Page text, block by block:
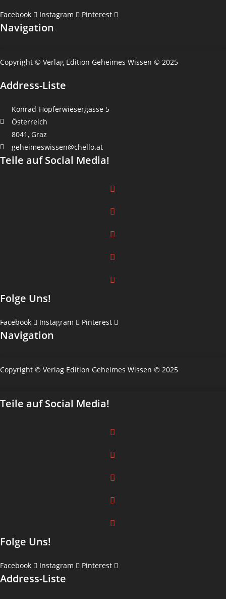
Facebook Instagram Pinterest
Navigation
Copyright © Verlag Edition Geheimes Wissen © 2025
Address-Liste
Konrad-Hopferwiesergasse 5
Österreich
8041, Graz
geheimeswissen@chello.at
Teile auf Social Media!
Folge Uns!
Facebook Instagram Pinterest
Navigation
Copyright © Verlag Edition Geheimes Wissen © 2025
Teile auf Social Media!
Folge Uns!
Facebook Instagram Pinterest
Address-Liste